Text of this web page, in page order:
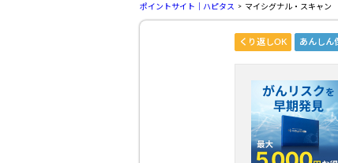
ポイントサイト｜ハピタス マイシグナル・スキャン
くり返しOK あんしん